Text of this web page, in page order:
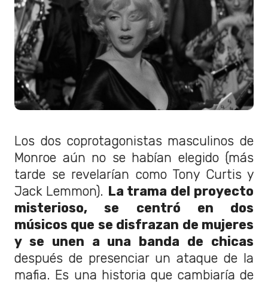
Los dos coprotagonistas masculinos de
Monroe aún no se habían elegido (más
tarde se revelarían como Tony Curtis y
Jack Lemmon). La trama del proyecto
misterioso, se centró en dos
músicos que se disfrazan de mujeres
y se unen a una banda de chicas
después de presenciar un ataque de la
mafia. Es una historia que cambiaría de